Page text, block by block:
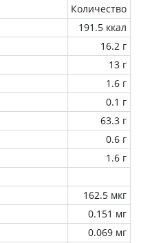
Количество
191.5 ккал
16.2 г
13 г
1.6 г
0.1 г
63.3 г
0.6 г
1.6 г
162.5 мкг
0.151 мг
0.069 мг